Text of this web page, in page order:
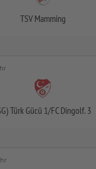
TSV Mamming
Türk Gücü 1/FC Dingolf. 3